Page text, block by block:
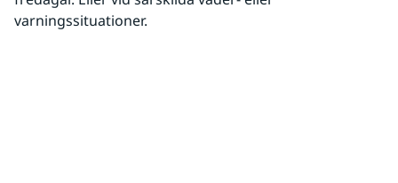
varningssituationer.